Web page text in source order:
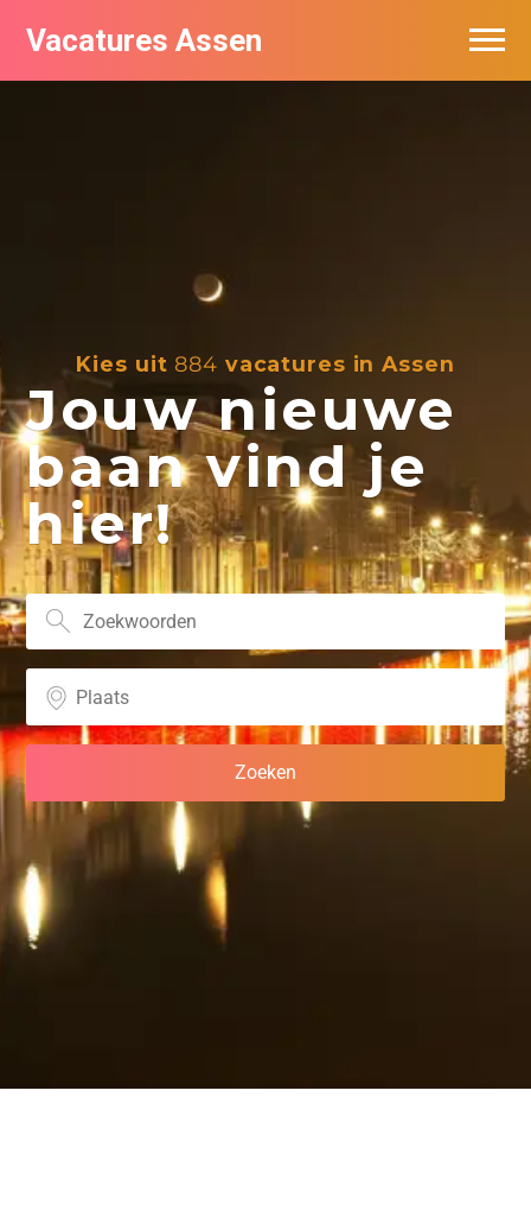
Vacatures Assen
Kies uit 884 vacatures in Assen
Jouw nieuwe
baan vind je
hier!
Vacatures per bedrijf